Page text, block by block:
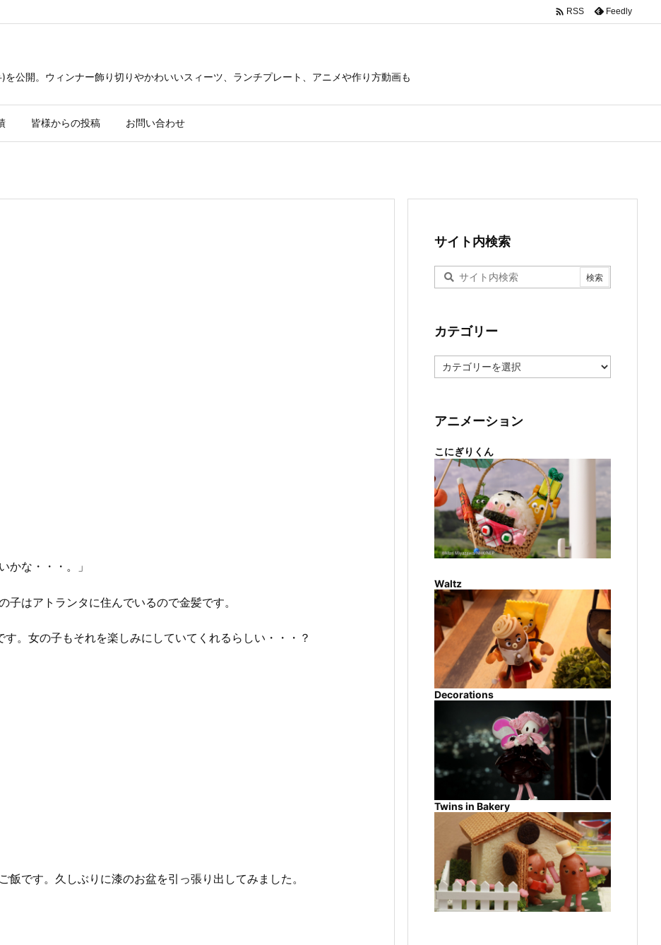
公開。ウィンナー飾り切りやかわいいスィーツ、ランチプレート、アニメや作り方動画も
皆様からの投稿 お問い合わせ
 RSS Feedly
かな・・・。」
はアトランタに住んでいるので金髪です。
。女の子もそれを楽しみにしていてくれるらしい・・・？
です。久しぶりに漆のお盆を引っ張り出してみました。
サイト内検索
カテゴリー
テ
ー
アニメーション
こにぎりくん
Waltz
Decorations
Twins in Bakery